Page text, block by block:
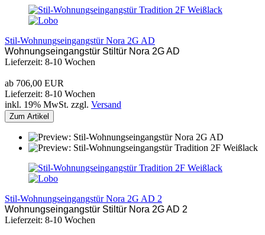
Stil-Wohnungseingangstür Nora 2G AD
Wohnungseingangstür Stiltür Nora 2G AD
Lieferzeit: 8-10 Wochen
ab 706,00 EUR
Lieferzeit: 8-10 Wochen
inkl. 19% MwSt. zzgl. Versand
Zum Artikel
Stil-Wohnungseingangstür Nora 2G AD 2
Wohnungseingangstür Stiltür Nora 2G AD 2
Lieferzeit: 8-10 Wochen